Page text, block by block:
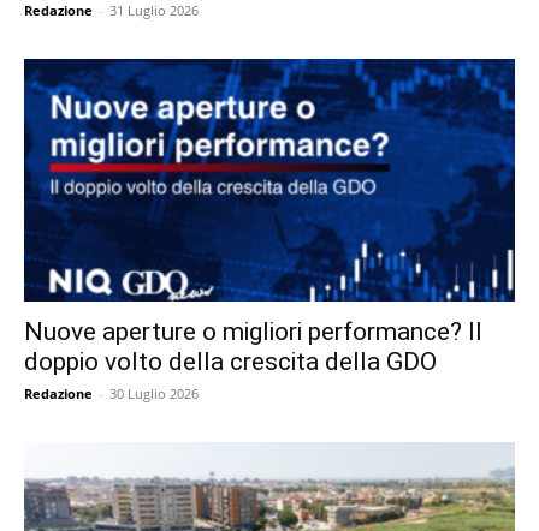
Redazione - 31 Luglio 2026
Nuove aperture o migliori performance? Il
doppio volto della crescita della GDO
Redazione - 30 Luglio 2026